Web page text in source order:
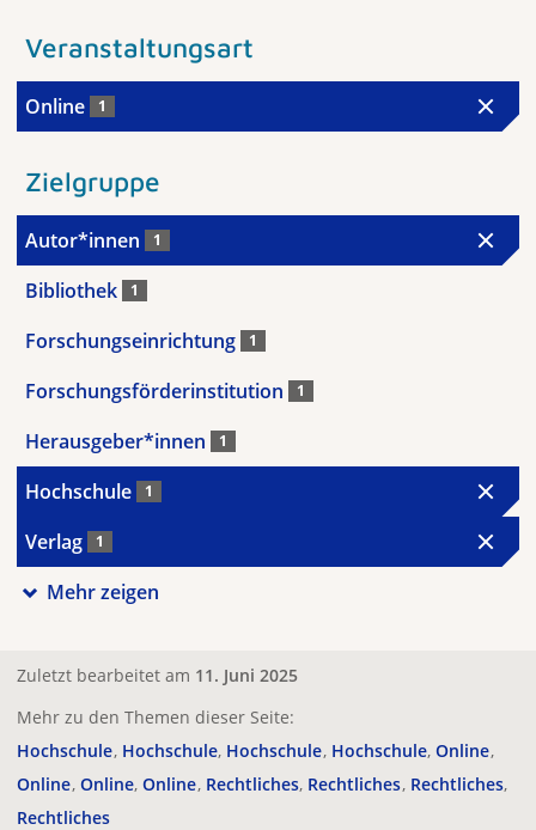
Veranstaltungsart
Online 1
Zielgruppe
Autor*innen 1
Bibliothek 1
Forschungseinrichtung 1
Forschungsförderinstitution 1
Herausgeber*innen 1
Hochschule 1
Verlag 1
Mehr zeigen
Zuletzt bearbeitet am 11. Juni 2025
Mehr zu den Themen dieser Seite:
Hochschule Hochschule Hochschule Hochschule Online
Online Online Online Rechtliches Rechtliches Rechtliches
Rechtliches